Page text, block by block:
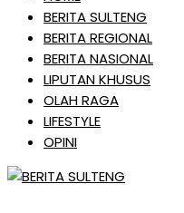
BERITA SULTENG
BERITA REGIONAL
BERITA NASIONAL
LIPUTAN KHUSUS
OLAH RAGA
LIFESTYLE
OPINI